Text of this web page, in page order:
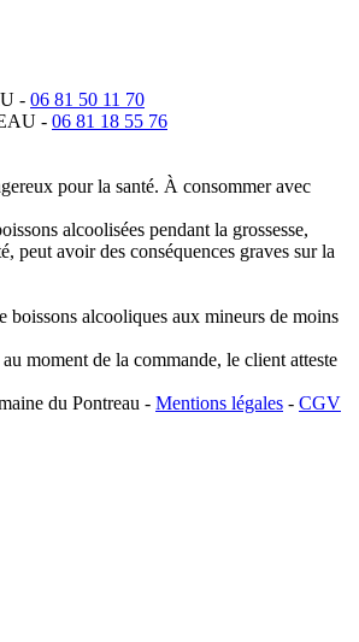
- 06 81 50 11 70
- 06 81 18 55 76
pour la santé. À consommer avec
alcoolisées pendant la grossesse,
peut avoir des conséquences graves sur la
boissons alcooliques aux mineurs de moins
moment de la commande, le client atteste
du Pontreau - Mentions légales - CGV